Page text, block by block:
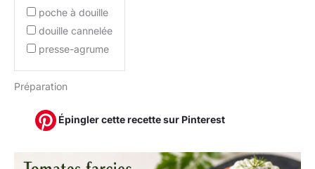
poche à douille
douille cannelée
presse-agrume
Préparation
Épingler cette recette sur Pinterest